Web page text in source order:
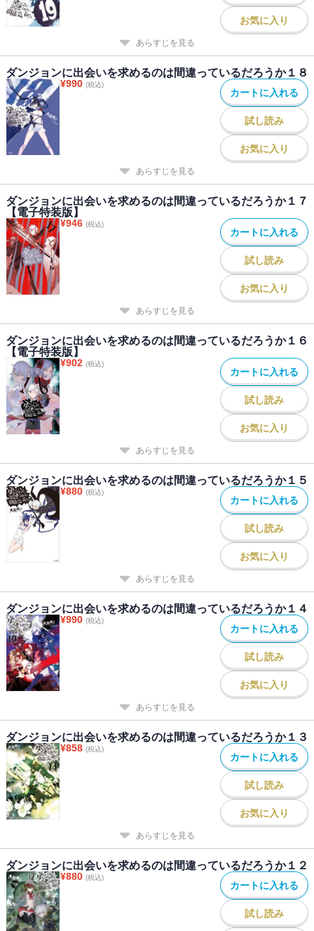
お気に入り
あらすじを見る
ダンジョンに出会いを求めるのは間違っているだろうか１８
¥990 (税込)
カートに入れる
試し読み
お気に入り
あらすじを見る
ダンジョンに出会いを求めるのは間違っているだろうか１７
【電子特装版】
¥946 (税込)
カートに入れる
試し読み
お気に入り
あらすじを見る
ダンジョンに出会いを求めるのは間違っているだろうか１６
【電子特装版】
¥902 (税込)
カートに入れる
試し読み
お気に入り
あらすじを見る
ダンジョンに出会いを求めるのは間違っているだろうか１５
¥880 (税込)
カートに入れる
試し読み
お気に入り
あらすじを見る
ダンジョンに出会いを求めるのは間違っているだろうか１４
¥990 (税込)
カートに入れる
試し読み
お気に入り
あらすじを見る
ダンジョンに出会いを求めるのは間違っているだろうか１３
¥858 (税込)
カートに入れる
試し読み
お気に入り
あらすじを見る
ダンジョンに出会いを求めるのは間違っているだろうか１２
¥880 (税込)
カートに入れる
試し読み